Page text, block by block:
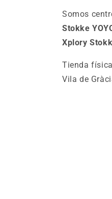
Somos
Stokke
Xplory
Tienda
Vila de